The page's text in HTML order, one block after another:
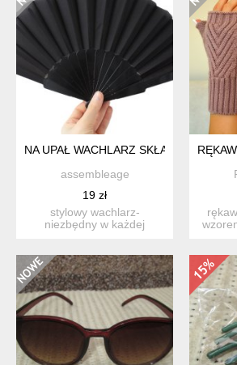
NA UPAŁ WACHLARZ SKŁADANY
assembleage
19 zł
stylowy wachlarz-
niezbędny w każdej